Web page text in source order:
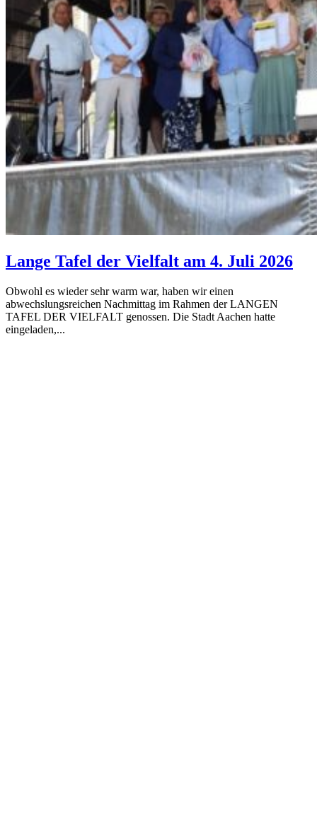
Lange Tafel der Vielfalt am 4. Juli 2026
Obwohl es wieder sehr warm war, haben wir einen
abwechslungsreichen Nachmittag im Rahmen der LANGEN
TAFEL DER VIELFALT genossen. Die Stadt Aachen hatte
eingeladen,...